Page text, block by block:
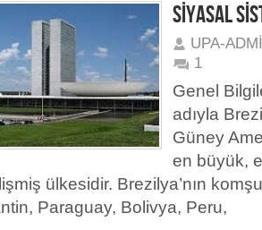
SİYASAL
UPA-
1
Genel
adıyla
Güney
en büyük,
ülkesidir. Brezilya’nın
Paraguay, Bolivya, Peru,